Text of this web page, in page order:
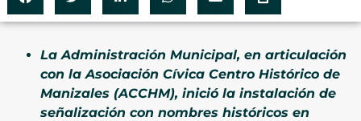
La Administración Municipal, en articulación
con la Asociación Cívica Centro Histórico de
Manizales (ACCHM), inició la instalación de
señalización con nombres históricos en